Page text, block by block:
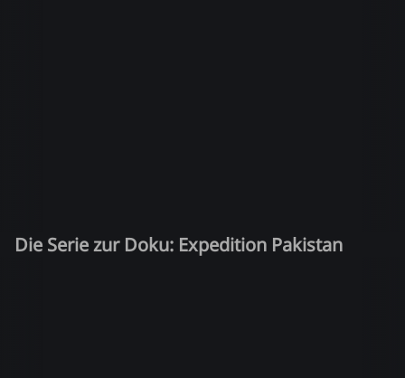
Die Serie zur Doku: Expedition Pakistan